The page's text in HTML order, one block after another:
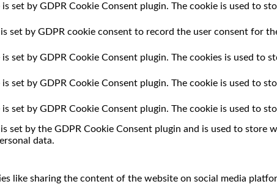
is set by GDPR Cookie Consent plugin. The cookie is used to
set by GDPR cookie consent to record the user consent for
is set by GDPR Cookie Consent plugin. The cookies is used to
is set by GDPR Cookie Consent plugin. The cookie is used to
is set by GDPR Cookie Consent plugin. The cookie is used to
set by the GDPR Cookie Consent plugin and is used to
data.
like sharing the content of the website on social media